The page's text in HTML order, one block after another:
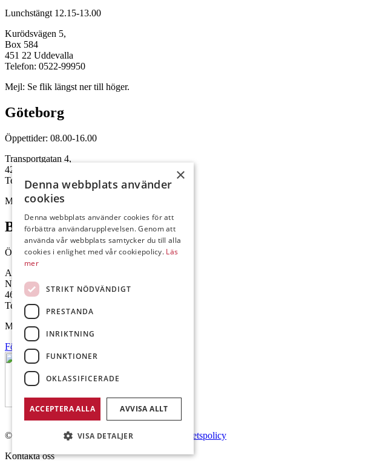
Lunchstängt 12.15-13.00
Kurödsvägen 5,
Box 584
451 22 Uddevalla
Telefon: 0522-99950
Mejl: Se flik längst ner till höger.
Göteborg
Öppettider: 08.00-16.00
Transportgatan 4,
422 46 Hisings Backa
Telefon: 0708-115352
Mejl: Se flik längst ner till höger.
Brålanda
Öppettider: 07:00-16:00
Andrésen Maskin i Brålanda AB
Nuntorp 301
464 64 Brålanda
Telefon: 0521-57 57 30
Mejl: Se flik längst ner till höger.
Följ oss på Facebook
© Copyright 2026 Andrésen Maskin AB.
Integritetspolicy
Kontakta oss
×
Denna webbplats använder
cookies
Denna webbplats använder cookies för att
förbättra användarupplevelsen. Genom att
använda vår webbplats samtycker du till alla
cookies i enlighet med vår cookiepolicy. Läs
mer
STRIKT NÖDVÄNDIGT
PRESTANDA
INRIKTNING
FUNKTIONER
OKLASSIFICERADE
ACCEPTERA ALLA AVVISA ALLT
VISA DETALJER